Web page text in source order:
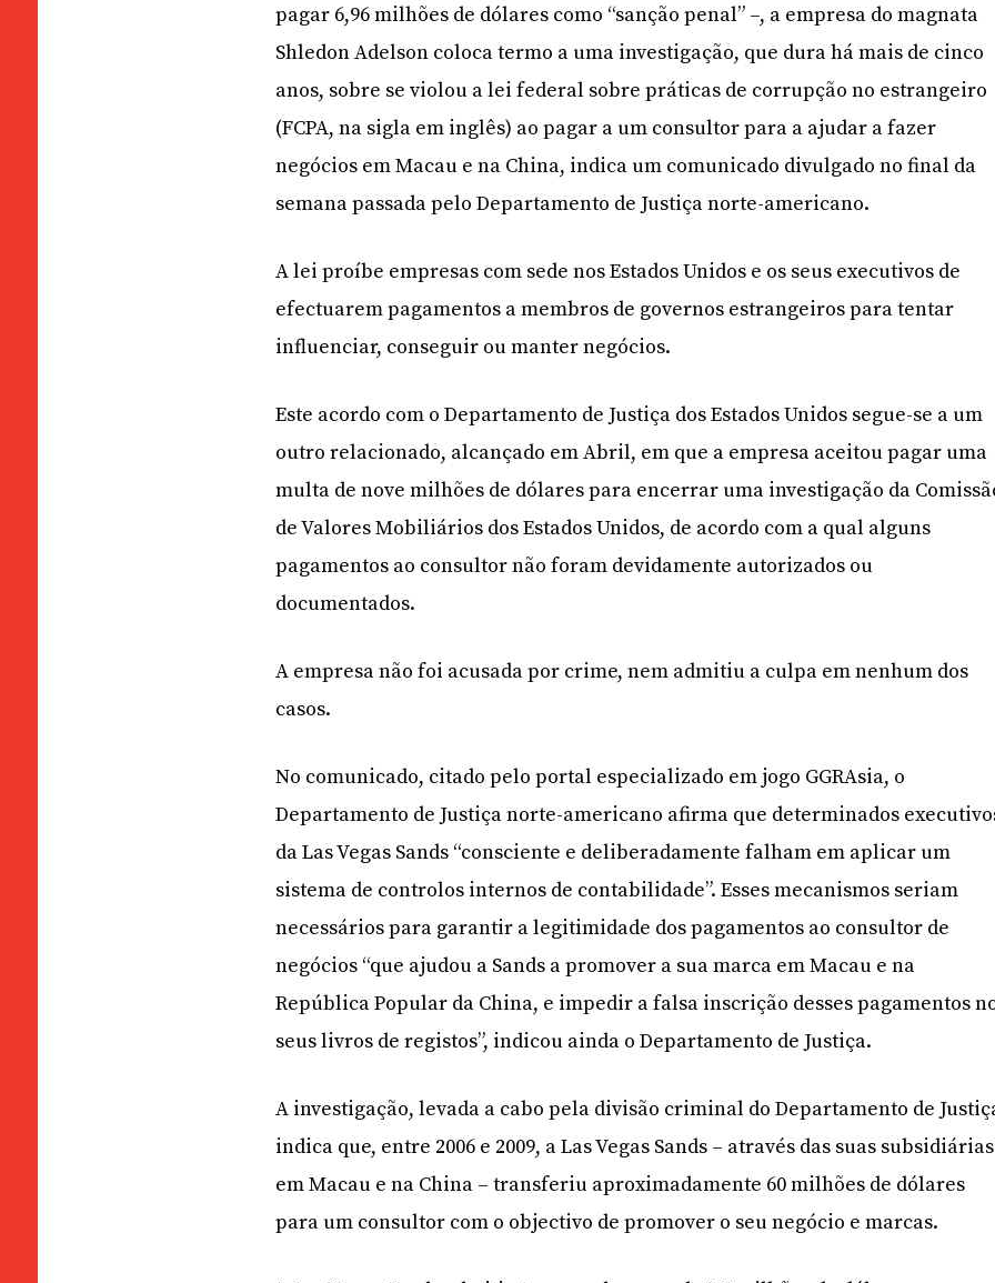
pagar 6,96 milhões de dólares como “sanção penal” –, a empresa do magnata
Shledon Adelson coloca termo a uma investigação, que dura há mais de cinco
anos, sobre se violou a lei federal sobre práticas de corrupção no estrangeiro
(FCPA, na sigla em inglês) ao pagar a um consultor para a ajudar a fazer
negócios em Macau e na China, indica um comunicado divulgado no final da
semana passada pelo Departamento de Justiça norte-americano.
A lei proíbe empresas com sede nos Estados Unidos e os seus executivos de
efectuarem pagamentos a membros de governos estrangeiros para tentar
influenciar, conseguir ou manter negócios.
Este acordo com o Departamento de Justiça dos Estados Unidos segue-se a um
outro relacionado, alcançado em Abril, em que a empresa aceitou pagar uma
multa de nove milhões de dólares para encerrar uma investigação da
de Valores Mobiliários dos Estados Unidos, de acordo com a qual alguns
pagamentos ao consultor não foram devidamente autorizados ou
documentados.
A empresa não foi acusada por crime, nem admitiu a culpa em nenhum dos
casos.
No comunicado, citado pelo portal especializado em jogo GGRAsia, o
Departamento de Justiça norte-americano afirma que determinados
da Las Vegas Sands “consciente e deliberadamente falham em aplicar um
sistema de controlos internos de contabilidade”. Esses mecanismos seriam
necessários para garantir a legitimidade dos pagamentos ao consultor de
negócios “que ajudou a Sands a promover a sua marca em Macau e na
República Popular da China, e impedir a falsa inscrição desses pagamentos
seus livros de registos”, indicou ainda o Departamento de Justiça.
A investigação, levada a cabo pela divisão criminal do Departamento de
indica que, entre 2006 e 2009, a Las Vegas Sands – através das suas subsidiárias
em Macau e na China – transferiu aproximadamente 60 milhões de dólares
para um consultor com o objectivo de promover o seu negócio e marcas.